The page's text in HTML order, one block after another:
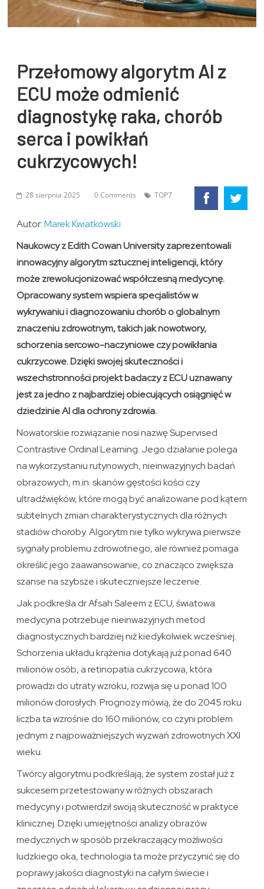
Przełomowy algorytm AI z
ECU może odmienić
diagnostykę raka, chorób
serca i powikłań
cukrzycowych!
28 sierpnia 2025 0 Comments TOP7
Autor:Marek Kwiatkowski
Naukowcy z Edith Cowan University zaprezentowali
innowacyjny algorytm sztucznej inteligencji, który
może zrewolucjonizować współczesną medycynę.
Opracowany system wspiera specjalistów w
wykrywaniu i diagnozowaniu chorób o globalnym
znaczeniu zdrowotnym, takich jak nowotwory,
schorzenia sercowo-naczyniowe czy powikłania
cukrzycowe. Dzięki swojej skuteczności i
wszechstronności projekt badaczy z ECU uznawany
jest za jedno z najbardziej obiecujących osiągnięć w
dziedzinie AI dla ochrony zdrowia.
Nowatorskie rozwiązanie nosi nazwę Supervised
Contrastive Ordinal Learning. Jego działanie polega
na wykorzystaniu rutynowych, nieinwazyjnych badań
obrazowych, m.in. skanów gęstości kości czy
ultradźwięków, które mogą być analizowane pod kątem
subtelnych zmian charakterystycznych dla różnych
stadiów choroby. Algorytm nie tylko wykrywa pierwsze
sygnały problemu zdrowotnego, ale również pomaga
określić jego zaawansowanie, co znacząco zwiększa
szanse na szybsze i skuteczniejsze leczenie.
Jak podkreśla dr Afsah Saleem z ECU, światowa
medycyna potrzebuje nieinwazyjnych metod
diagnostycznych bardziej niż kiedykolwiek wcześniej.
Schorzenia układu krążenia dotykają już ponad 640
milionów osób, a retinopatia cukrzycowa, która
prowadzi do utraty wzroku, rozwija się u ponad 100
milionów dorosłych. Prognozy mówią, że do 2045 roku
liczba ta wzrośnie do 160 milionów, co czyni problem
jednym z najpoważniejszych wyzwań zdrowotnych XXI
wieku.
Twórcy algorytmu podkreślają, że system został już z
sukcesem przetestowany w różnych obszarach
medycyny i potwierdził swoją skuteczność w praktyce
klinicznej. Dzięki umiejętności analizy obrazów
medycznych w sposób przekraczający możliwości
ludzkiego oka, technologia ta może przyczynić się do
poprawy jakości diagnostyki na całym świecie i